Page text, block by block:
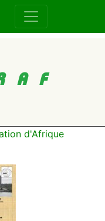
d'Afrique